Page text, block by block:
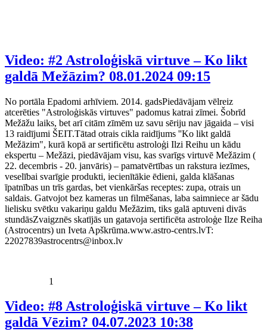
Video: #2 Astroloģiskā virtuve – Ko likt
galdā Mežāzim? 08.01.2024 09:15
No portāla Epadomi arhīviem. 2014. gadsPiedāvājam vēlreiz
atcerēties "Astroloģiskās virtuves" padomus katrai zīmei. Šobrīd
Mežāžu laiks, bet arī citām zīmēm uz savu sēriju nav jāgaida – visi
13 raidījumi ŠEIT.Tātad otrais cikla raidījums ''Ko likt galdā
Mežāzim", kurā kopā ar sertificētu astroloģi Ilzi Reihu un kādu
ekspertu – Mežāzi, piedāvājam visu, kas svarīgs virtuvē Mežāzim (
22. decembris - 20. janvāris) – pamatvērtības un rakstura iezīmes,
veselībai svarīgie produkti, iecienītākie ēdieni, galda klāšanas
īpatnības un trīs gardas, bet vienkāršas receptes: zupa, otrais un
saldais. Gatvojot bez kameras un filmēšanas, laba saimniece ar šādu
lielisku svētku vakariņu galdu Mežāzim, tiks galā aptuveni divās
stundāsZvaigznēs skatījās un gatavoja sertificēta astroloģe Ilze Reiha
(Astrocentrs) un Iveta Apškrūma.www.astro-centrs.lvT:
22027839astrocentrs@inbox.lv
1
Video: #8 Astroloģiskā virtuve – Ko likt
galdā Vēzim? 04.07.2023 10:38